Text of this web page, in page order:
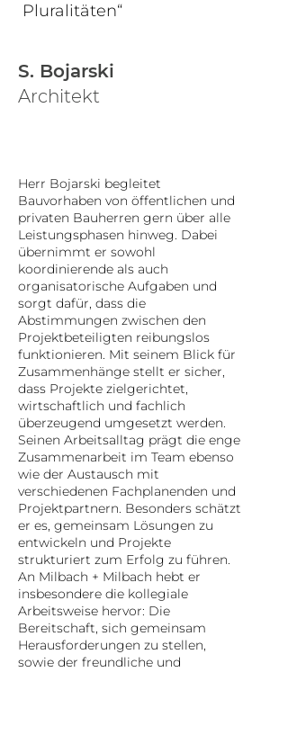
Pluralitäten“
S. Bojarski
Architekt
Herr Bojarski begleitet
Bauvorhaben von öffentlichen und
privaten Bauherren gern über alle
Leistungsphasen hinweg. Dabei
übernimmt er sowohl
koordinierende als auch
organisatorische Aufgaben und
sorgt dafür, dass die
Abstimmungen zwischen den
Projektbeteiligten reibungslos
funktionieren. Mit seinem Blick für
Zusammenhänge stellt er sicher,
dass Projekte zielgerichtet,
wirtschaftlich und fachlich
überzeugend umgesetzt werden.
Seinen Arbeitsalltag prägt die enge
Zusammenarbeit im Team ebenso
wie der Austausch mit
verschiedenen Fachplanenden und
Projektpartnern. Besonders schätzt
er es, gemeinsam Lösungen zu
entwickeln und Projekte
strukturiert zum Erfolg zu führen.
An Milbach + Milbach hebt er
insbesondere die kollegiale
Arbeitsweise hervor: Die
Bereitschaft, sich gemeinsam
Herausforderungen zu stellen,
sowie der freundliche und